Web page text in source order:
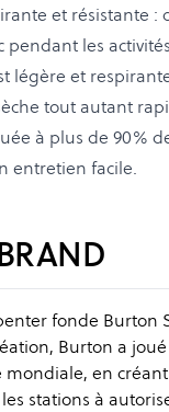
et résistante :
les
légère et
tout autant
à plus de 90%
entretien facile.
fonde
Burton a
mondiale, en
stations à